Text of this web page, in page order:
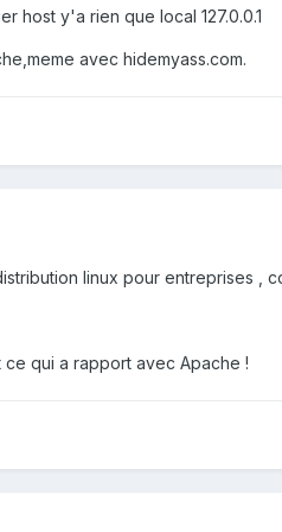
host y'a rien que local 127.0.0.1
avec hidemyass.com.
linux pour entreprises ,
qui a rapport avec Apache !